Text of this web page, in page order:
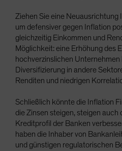
Ziehen Sie eine Neuausrichtung
um defensiver gegen Inflation
gleichzeitig Einkommen und
Möglichkeit: eine Erhöhung des
hochverzinslichen
Diversifizierung in andere
Renditen und niedrigen
Schließlich könnte die Inflation
die Zinsen steigen, steigen auch
Kreditprofil der Banken
haben die Inhaber von
und günstigen regulatorischen